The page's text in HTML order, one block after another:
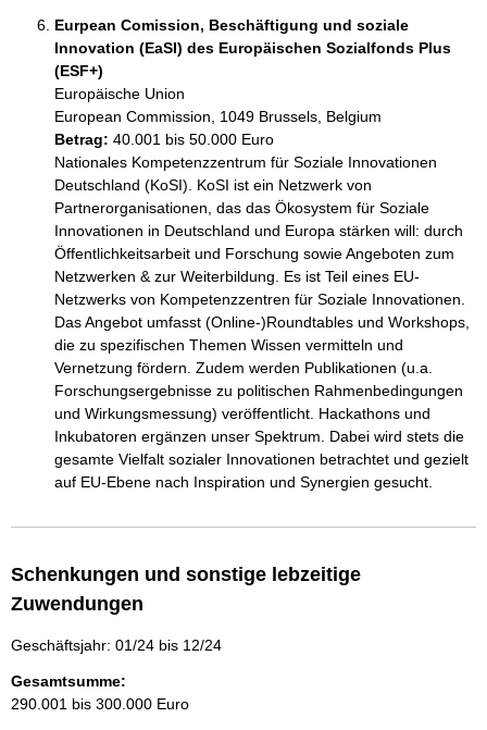
Eurpean Comission, Beschäftigung und soziale
Innovation (EaSI) des Europäischen Sozialfonds Plus
(ESF+)
Europäische Union
European Commission, 1049 Brussels, Belgium
Betrag: 40.001 bis 50.000 Euro
Nationales Kompetenzzentrum für Soziale Innovationen
Deutschland (KoSI). KoSI ist ein Netzwerk von
Partnerorganisationen, das das Ökosystem für Soziale
Innovationen in Deutschland und Europa stärken will: durch
Öffentlichkeitsarbeit und Forschung sowie Angeboten zum
Netzwerken & zur Weiterbildung. Es ist Teil eines EU-
Netzwerks von Kompetenzzentren für Soziale Innovationen.
Das Angebot umfasst (Online-)Roundtables und Workshops,
die zu spezifischen Themen Wissen vermitteln und
Vernetzung fördern. Zudem werden Publikationen (u.a.
Forschungsergebnisse zu politischen Rahmenbedingungen
und Wirkungsmessung) veröffentlicht. Hackathons und
Inkubatoren ergänzen unser Spektrum. Dabei wird stets die
gesamte Vielfalt sozialer Innovationen betrachtet und gezielt
auf EU-Ebene nach Inspiration und Synergien gesucht.
Schenkungen und sonstige lebzeitige
Zuwendungen
Geschäftsjahr: 01/24 bis 12/24
Gesamtsumme:
290.001 bis 300.000 Euro